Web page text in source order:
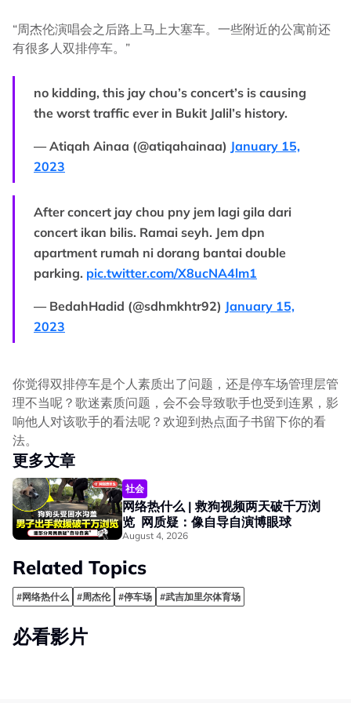
“周杰伦演唱会之后路上马上大塞车。一些附近的公寓前还
有很多人双排停车。”
no kidding, this jay chou’s concert’s is causing
the worst traffic ever in Bukit Jalil’s history.
— Atiqah Ainaa (@atiqahainaa) January 15,
2023
After concert jay chou pny jem lagi gila dari
concert ikan bilis. Ramai seyh. Jem dpn
apartment rumah ni dorang bantai double
parking. pic.twitter.com/X8ucNA4lm1
— BedahHadid (@sdhmkhtr92) January 15,
2023
你觉得双排停车是个人素质出了问题，还是停车场管理层管
理不当呢？歌迷素质问题，会不会导致歌手也受到连累，影
响他人对该歌手的看法呢？欢迎到热点面子书留下你的看
法。
更多文章
社会
网络热什么 | 救狗视频两天破千万浏
览 网质疑：像自导自演博眼球
August 4, 2026
Related Topics
#网络热什么 #周杰伦 #停车场 #武吉加里尔体育场
必看影片